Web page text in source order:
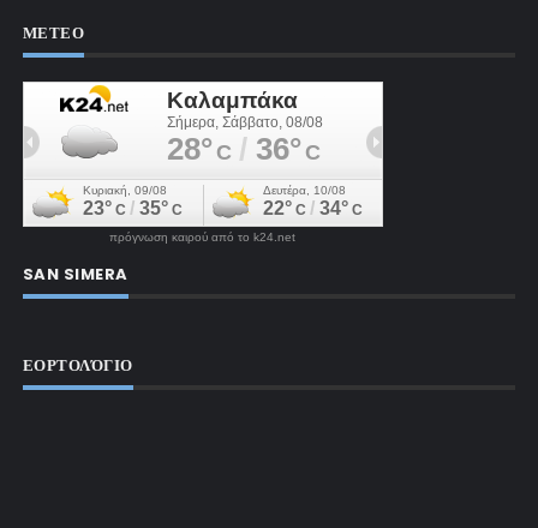
ΜΕΤΕΟ
πρόγνωση καιρού από το k24.net
SAN SIMERA
ΕΟΡΤΟΛΌΓΙΟ